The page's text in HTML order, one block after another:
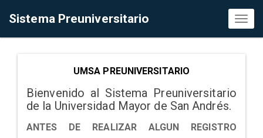
Sistema Preuniversitario
UMSA PREUNIVERSITARIO
Bienvenido al Sistema Preuniversitario
de la Universidad Mayor de San Andrés.
ANTES DE REALIZAR ALGUN REGISTRO